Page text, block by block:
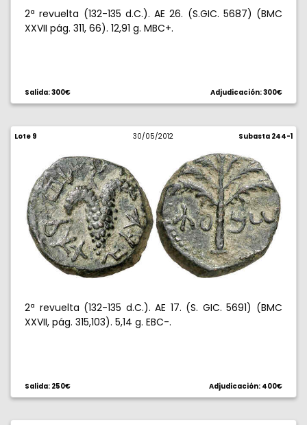
2ª revuelta (132-135 d.C.). AE 26. (S.GIC. 5687) (BMC
XXVII pág. 311, 66). 12,91 g. MBC+.
Salida: 300€ Adjudicación: 300€
Lote 9 30/05/2012 Subasta 244-1
2ª revuelta (132-135 d.C.). AE 17. (S. GIC. 5691) (BMC
XXVII, pág. 315,103). 5,14 g. EBC-.
Salida: 250€ Adjudicación: 400€